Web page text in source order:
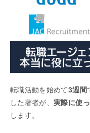
転職活動を始めて3週間
した著者が、実際に使
します。